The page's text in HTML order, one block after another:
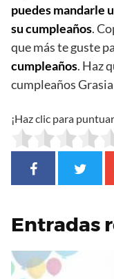
puedes mandarle
su cumpleaños.
que más te guste
cumpleaños. Haz
cumpleaños
¡Haz clic para
Entradas